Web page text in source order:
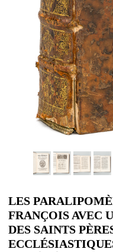
LES
FRANÇOIS AVEC
DES SAINTS